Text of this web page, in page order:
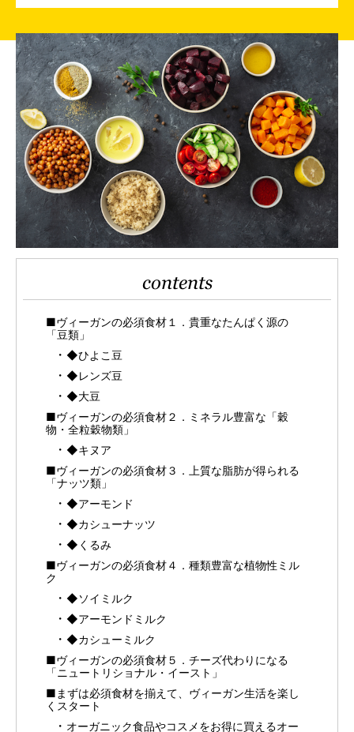
contents
■ヴィーガンの必須食材１．貴重なたんぱく源の
「豆類」
◆ひよこ豆
◆レンズ豆
◆大豆
■ヴィーガンの必須食材２．ミネラル豊富な「穀
物・全粒穀物類」
◆キヌア
■ヴィーガンの必須食材３．上質な脂肪が得られる
「ナッツ類」
◆アーモンド
◆カシューナッツ
◆くるみ
■ヴィーガンの必須食材４．種類豊富な植物性ミル
ク
◆ソイミルク
◆アーモンドミルク
◆カシューミルク
■ヴィーガンの必須食材５．チーズ代わりになる
「ニュートリショナル・イースト」
■まずは必須食材を揃えて、ヴィーガン生活を楽し
くスタート
オーガニック食品やコスメをお得に買えるオー